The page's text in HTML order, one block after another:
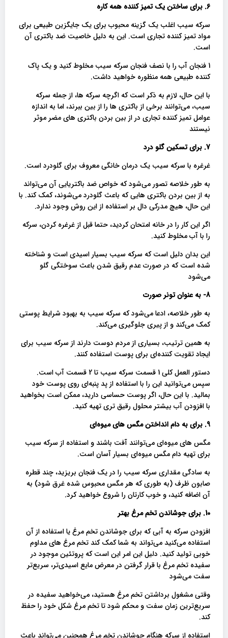
6. برای ساختن یک تمیز کننده همه کاره
سرکه سیب اغلب یک گزینه محبوب برای یک جایگزین طبیعی برای
مواد تمیز کننده تجاری است. این به دلیل خاصیت ضد باکتری آن
است.
1 فنجان آب را با نصف فنجان سرکه سیب مخلوط کنید و یک پاک
کننده طبیعی همه منظوره خواهید داشت.
با این حال، لازم به ذکر است که اگرچه سرکه ها، از جمله سرکه
سیب، می‌توانند برخی از باکتری ها را از بین ببرند، اما به اندازه
عوامل تمیز کننده تجاری در از بین بردن باکتری های مضر موثر
نیستند
7. برای تسکین گلو درد
غرغره با سرکه سیب یک درمان خانگی معروف برای گلودرد است.
به طور خلاصه تصور می‌شود که خواص ضد باکتریایی آن می‌تواند
به از بین بردن باکتری هایی که باعث گلودرد می‌شوند، کمک کند. با
این حال، هیچ مدرکی دال بر استفاده از این روش وجود ندارد.
اگر این کار را در خانه امتحان کردید، حتما قبل از غرغره کردن، سرکه
را با آب مخلوط کنید.
این بدان دلیل است که سرکه سیب بسیار اسیدی است و شناخته
شده است که در صورت عدم رقیق شدن باعث سوختگی گلو
می‌شود
8- به عنوان تونر صورت
به طور خلاصه، ادعا می‌شود که سرکه سیب به بهبود شرایط پوستی
کمک می‌کند و از پیری جلوگیری می‌کند.
به همین ترتیب، بسیاری از مردم دوست دارند از سرکه سیب برای
ایجاد تقویت کننده‌ای برای پوست استفاده کنند.
دستور العمل کلی 1 قسمت سرکه سیب تا 2 قسمت آب است.
سپس می‌توانید این را با استفاده از پد پنبه‌ای روی پوست خود
بمالید. با این حال، اگر پوست حساسی دارید، ممکن است بخواهید
با افزودن آب بیشتر محلول رقیق تری تهیه کنید.
9. برای به دام انداختن مگس های میوه‌ای
مگس های میوه‌ای می‌توانند آفت باشند و استفاده از سرکه سیب
برای تهیه دام مگس میوه‌ای بسیار آسان است.
به سادگی مقداری سرکه سیب را در یک فنجان بریزید، چند قطره
صابون ظرف (به طوری که هر مگس محبوس شده غرق شود) به
آن اضافه کنید، و خوب کارتان را شروع خواهید کرد.
10. برای جوشاندن تخم مرغ بهتر
افزودن سرکه به آبی که برای جوشاندن تخم مرغ یا استفاده از آن
استفاده می‌کنید می‌تواند به شما کمک کند تخم مرغ های مداوم
خوبی تولید کنید. دلیل این امر این است که پروتئین موجود در
سفیده تخم مرغ با قرار گرفتن در معرض مایع اسیدی‌تر، سریع‌تر
سفت می‌شود
وقتی مشغول برداشتن تخم مرغ هستید، می‌خواهید سفیده در
سریع‌ترین زمان سفت و محکم شود تا تخم مرغ شکل خود را حفظ
کند.
استفاده از سرکه هنگام جوشاندن تخم مرغ همچنین می‌تواند باعث